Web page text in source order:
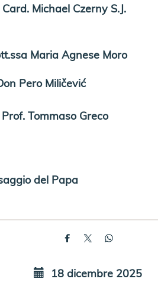
Michael Czerny S.J.
Maria Agnese Moro
Pero Miličević
Tommaso Greco
del Papa
18 dicembre 2025